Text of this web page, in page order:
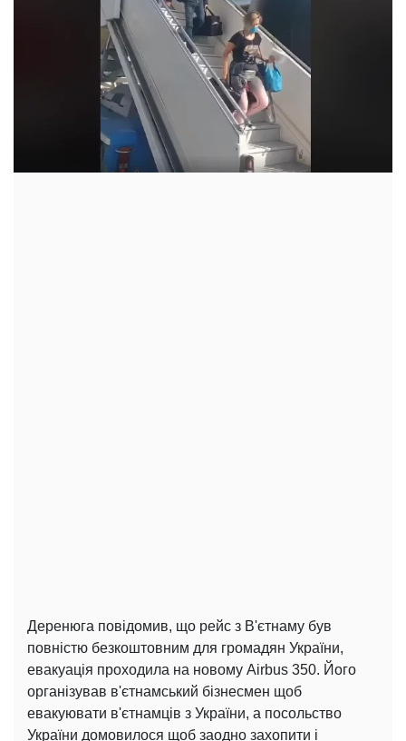
Деренюга повідомив, що рейс з В'єтнаму був
повністю безкоштовним для громадян України,
евакуація проходила на новому Airbus 350. Його
організував в'єтнамський бізнесмен щоб
евакуювати в'єтнамців з України, а посольство
України домовилося щоб заодно захопити і